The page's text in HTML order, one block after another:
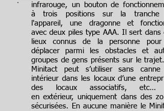
infrarouge, un bouton de
à trois positions sur la tranche
l'appareil, une dragonne et
avec deux piles type AAA. Il sert dans
lieux connus de la personne pour
déplacer parmi les obstacles et
groupes de gens présents sur le trajet.
Minitact peut s’utiliser sans canne
intérieur dans les locaux d’une
des locaux associatifs, etc…
en extérieur, uniquement dans des
sécurisées. En aucune manière le